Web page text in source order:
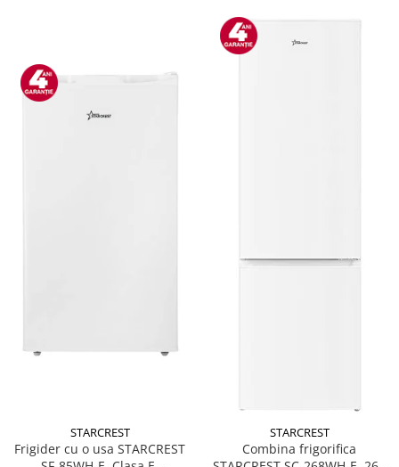
Iluminat & electrice
Prelungitoare
Sport & Activitati in aer liber
Uscatoare de par
Obiecte sanitare
STARCREST
Frigider cu o usa STARCREST
STARCREST
Combina frigorifica